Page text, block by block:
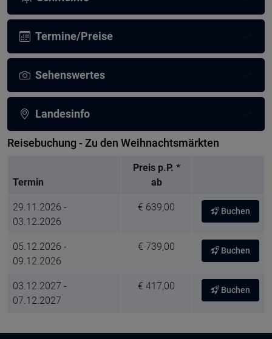
Termine/Preise
Sehenswertes
Landesinfo
Reisebuchung - Zu den Weihnachtsmärkten
Termin
Preis p.P. *
ab
29.11.2026 -
03.12.2026
€ 639,00 Buchen
05.12.2026 -
09.12.2026
€ 739,00 Buchen
03.12.2027 -
07.12.2027
€ 417,00 Buchen